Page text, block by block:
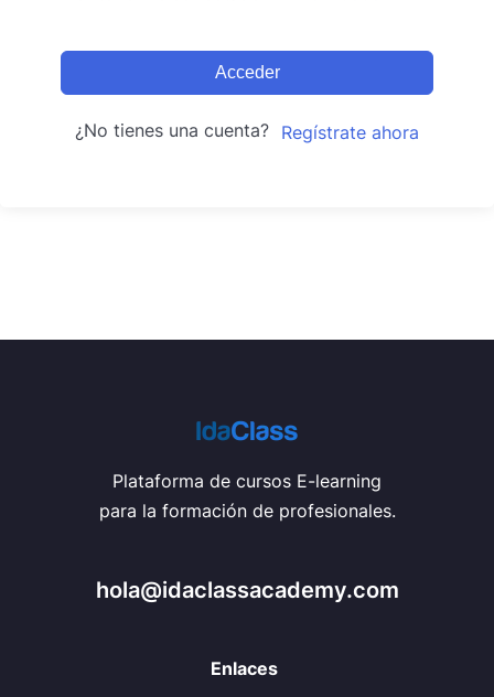
Acceder
¿No tienes una cuenta? Regístrate ahora
Plataforma de cursos E-learning
para la formación de profesionales.
hola@idaclassacademy.com
Enlaces